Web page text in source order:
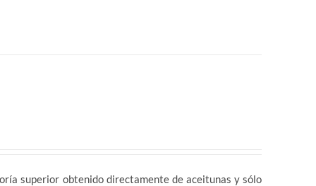
superior obtenido directamente de aceitunas y sólo